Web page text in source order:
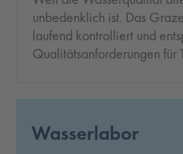
unbedenklich ist. Das
laufend kontrolliert und
Qualitätsanforderungen für
Wasserlabor